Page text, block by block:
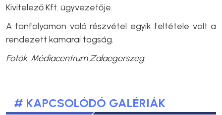
Kivitelező Kft. ügyvezetője.
A tanfolyamon való részvétel egyik feltétele volt a
rendezett kamarai tagság.
Fotók: Médiacentrum Zalaegerszeg
# KAPCSOLÓDÓ GALÉRIÁK